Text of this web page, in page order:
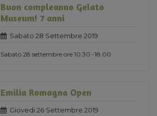
Buon compleanno Gelato
Museum! 7 anni
Sabato 28 Settembre 2019
Sabato 28 settembre ore 10.30 -18.00
Emilia Romagna Open
Giovedi 26 Settembre 2019